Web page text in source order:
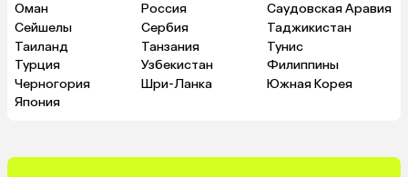
Оман
Россия
Саудовская Аравия
Сейшелы
Сербия
Таджикистан
Таиланд
Танзания
Тунис
Турция
Узбекистан
Филиппины
Черногория
Шри-Ланка
Южная Корея
Япония